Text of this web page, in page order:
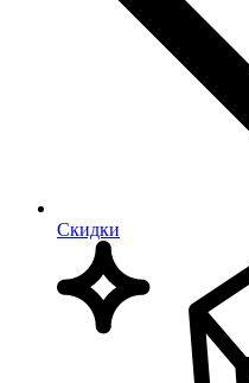
Скидки